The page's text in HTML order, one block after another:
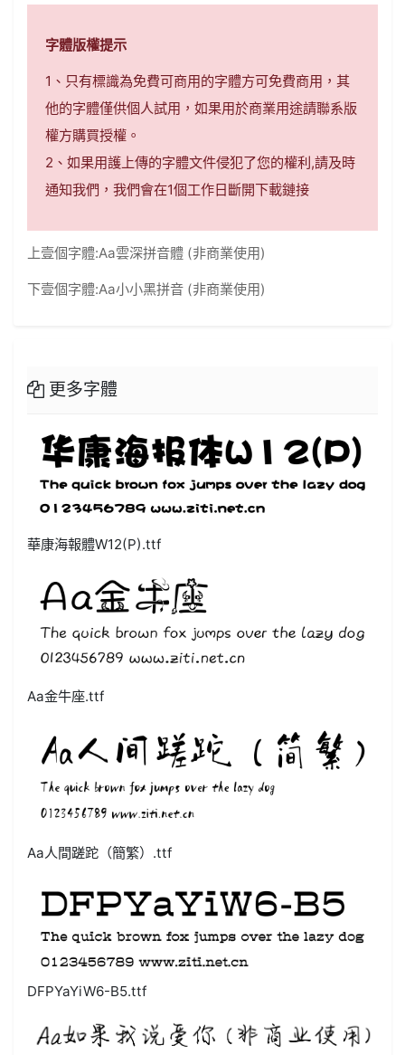
字體版權提示
1、只有標識為免費可商用的字體方可免費商用，其
他的字體僅供個人試用，如果用於商業用途請聯系版
權方購買授權。
2、如果用護上傳的字體文件侵犯了您的權利,請及時
通知我們，我們會在1個工作日斷開下載鏈接
上壹個字體:Aa雲深拼音體 (非商業使用)
下壹個字體:Aa小小黑拼音 (非商業使用)
更多字體
華康海報體W12(P).ttf
Aa金牛座.ttf
Aa人間蹉跎（簡繁）.ttf
DFPYaYiW6-B5.ttf